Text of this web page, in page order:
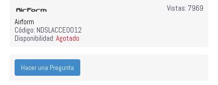
Vistas: 7969
Airform
Código: NDSLACCE0012
Disponibilidad: Agotado
Hacer una Pregunta